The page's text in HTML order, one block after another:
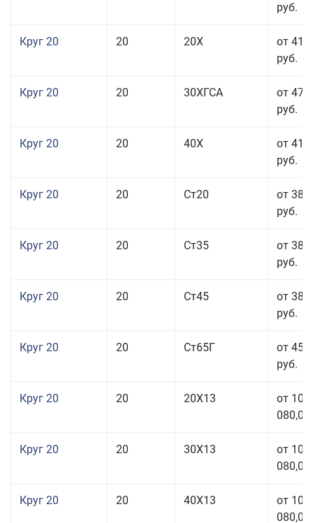
руб.
Круг 20 20 20Х
от 41
руб.
Круг 20 20 30ХГСА
от 47
руб.
Круг 20 20 40Х
от 41
руб.
Круг 20 20 Ст20
от 38
руб.
Круг 20 20 Ст35
от 38
руб.
Круг 20 20 Ст45
от 38
руб.
Круг 20 20 Ст65Г
от 45
руб.
Круг 20 20 20Х13
от 103
080,00
Круг 20 20 30Х13
от 103
080,00
Круг 20 20 40Х13
от 103
080,00